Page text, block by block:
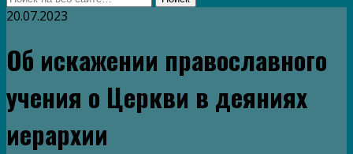
20.07.2023
Об искажении православного
учения о Церкви в деяниях
иерархии